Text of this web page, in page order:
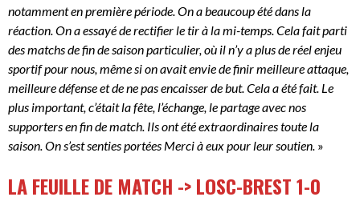
notamment en première période. On a beaucoup été dans la
réaction. On a essayé de rectifier le tir à la mi-temps. Cela fait parti
des matchs de fin de saison particulier, où il n’y a plus de réel enjeu
sportif pour nous, même si on avait envie de finir meilleure attaque,
meilleure défense et de ne pas encaisser de but. Cela a été fait. Le
plus important, c’était la fête, l’échange, le partage avec nos
supporters en fin de match. Ils ont été extraordinaires toute la
saison. On s’est senties portées Merci à eux pour leur soutien. »
LA FEUILLE DE MATCH -> LOSC-BREST 1-0